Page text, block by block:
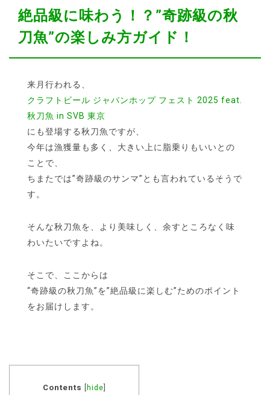
絶品級に味わう！？”奇跡級の秋
刀魚”の楽しみ方ガイド！
来月 行われる、
クラフトビール ジャパンホップ フェスト 2025 feat.
秋刀魚 in SVB 東京
にも登場する秋刀魚ですが、
今年は漁獲量も多く、大きい上に脂乗りもいいとの
ことで、
ちまたでは”奇跡級のサンマ”とも言われているそうで
す。
そんな秋刀魚を、より美味しく、余すところなく味
わいたいですよね。
そこで、ここからは
“奇跡級の秋刀魚”を”絶品級に楽しむ”ためのポイント
をお届けします。
Contents hide